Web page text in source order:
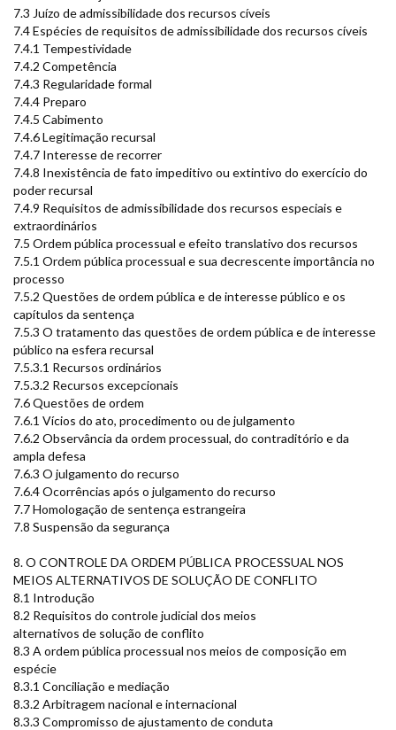
7.3 Juízo de admissibilidade dos recursos cíveis
7.4 Espécies de requisitos de admissibilidade dos recursos cíveis
7.4.1 Tempestividade
7.4.2 Competência
7.4.3 Regularidade formal
7.4.4 Preparo
7.4.5 Cabimento
7.4.6 Legitimação recursal
7.4.7 Interesse de recorrer
7.4.8 Inexistência de fato impeditivo ou extintivo do exercício do
poder recursal
7.4.9 Requisitos de admissibilidade dos recursos especiais e
extraordinários
7.5 Ordem pública processual e efeito translativo dos recursos
7.5.1 Ordem pública processual e sua decrescente importância no
processo
7.5.2 Questões de ordem pública e de interesse público e os
capítulos da sentença
7.5.3 O tratamento das questões de ordem pública e de interesse
público na esfera recursal
7.5.3.1 Recursos ordinários
7.5.3.2 Recursos excepcionais
7.6 Questões de ordem
7.6.1 Vícios do ato, procedimento ou de julgamento
7.6.2 Observância da ordem processual, do contraditório e da
ampla defesa
7.6.3 O julgamento do recurso
7.6.4 Ocorrências após o julgamento do recurso
7.7 Homologação de sentença estrangeira
7.8 Suspensão da segurança
8. O CONTROLE DA ORDEM PÚBLICA PROCESSUAL NOS
MEIOS ALTERNATIVOS DE SOLUÇÃO DE CONFLITO
8.1 Introdução
8.2 Requisitos do controle judicial dos meios
alternativos de solução de conflito
8.3 A ordem pública processual nos meios de composição em
espécie
8.3.1 Conciliação e mediação
8.3.2 Arbitragem nacional e internacional
8.3.3 Compromisso de ajustamento de conduta